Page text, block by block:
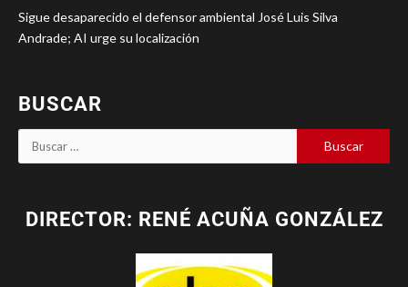
Sigue desaparecido el defensor ambiental José Luis Silva
Andrade; AI urge su localización
BUSCAR
DIRECTOR: RENÉ ACUÑA GONZÁLEZ